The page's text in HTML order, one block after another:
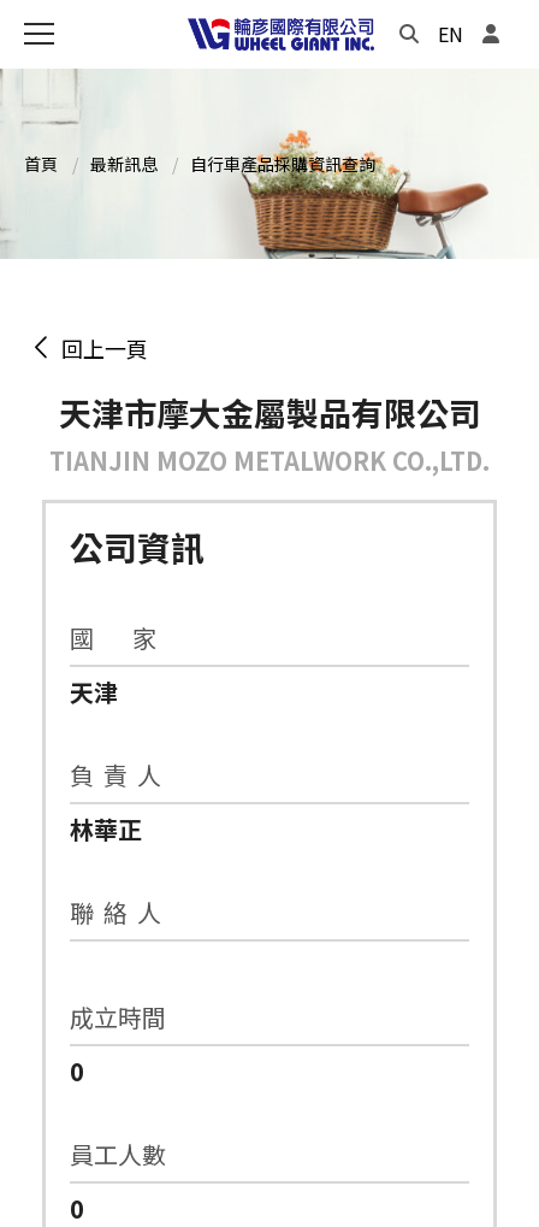
EN
首頁 最新訊息 自行車產品採購資訊查詢
回上一頁
天津市摩大金屬製品有限公司
TIANJIN MOZO METALWORK CO.,LTD.
公司資訊
國 家
天津
負 責 人
林華正
聯 絡 人
成立時間
0
員工人數
0